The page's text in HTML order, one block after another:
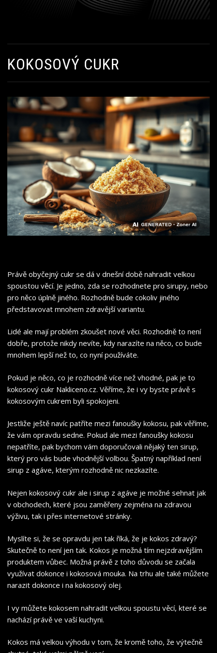
KOKOSOVÝ CUKR
Právě obyčejný cukr se dá v dnešní době nahradit velkou
spoustou věcí. Je jedno, zda se rozhodnete pro sirupy, nebo
pro něco úplně jiného. Rozhodně bude cokoliv jiného
představovat mnohem zdravější variantu.
Lidé ale mají problém zkoušet nové věci. Rozhodně to není
dobře, protože nikdy nevíte, kdy narazíte na něco, co bude
mnohem lepší než to, co nyní používáte.
Pokud je něco, co je rozhodně více než vhodné, pak je to
kokosový cukr Nakliceno.cz. Věříme, že i vy byste právě s
kokosovým cukrem byli spokojeni.
Jestliže ještě navíc patříte mezi fanoušky kokosu, pak věříme,
že vám opravdu sedne. Pokud ale mezi fanoušky kokosu
nepatříte, pak bychom vám doporučovali nějaký ten sirup,
který pro vás bude vhodnější volbou. Špatný například není
sirup z agáve, kterým rozhodně nic nezkazíte.
Nejen kokosový cukr ale i sirup z agáve je možné sehnat jak
v obchodech, které jsou zaměřeny zejména na zdravou
výživu, tak i přes internetové stránky.
Myslíte si, že se opravdu jen tak říká, že je kokos zdravý?
Skutečně to není jen tak. Kokos je možná tím nejzdravějším
produktem vůbec. Možná právě z toho důvodu se začala
využívat dokonce i kokosová mouka. Na trhu ale také můžete
narazit dokonce i na kokosový olej.
I vy můžete kokosem nahradit velkou spoustu věcí, které se
nachází právě ve vaší kuchyni.
Kokos má velkou výhodu v tom, že kromě toho, že výtečně